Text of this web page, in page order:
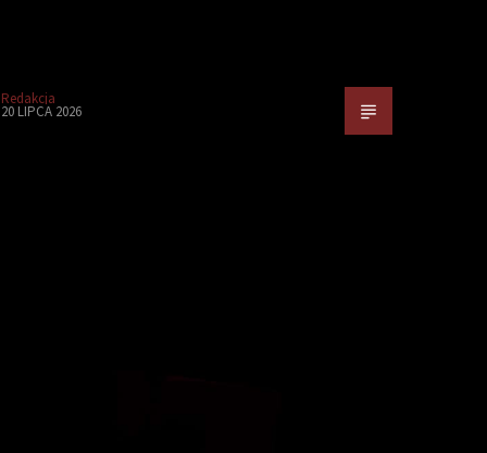
Redakcja
20 LIPCA 2026